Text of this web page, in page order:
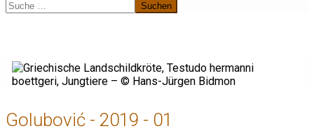
Suchen
Golubović - 2019 - 01